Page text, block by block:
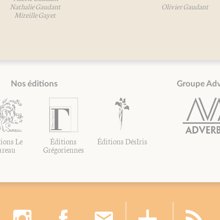
Gaudant
Gayet
Olivier Gaudant
Nos éditions
Le Éditions
Grégoriennes
Éditions DésIris
Groupe